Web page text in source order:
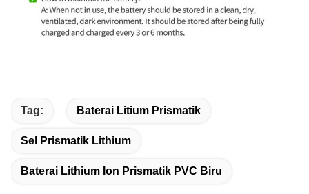
Tag: Baterai Litium Prismatik
Sel Prismatik Lithium
Baterai Lithium Ion Prismatik PVC Biru